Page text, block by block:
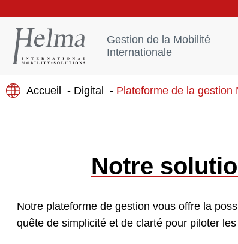
Gestion de la Mobilité
Internationale
Accueil Digital Plateforme de la gestion
Notre
Notre plateforme de gestion vous offre la
quête de simplicité et de clarté pour piloter